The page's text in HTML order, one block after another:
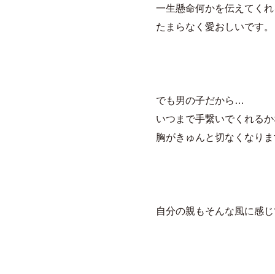
一生懸命何かを伝えてく
たまらなく愛おしいです。
でも男の子だから…
いつまで手繋いでくれる
胸がきゅんと切なくなり
自分の親もそんな風に感